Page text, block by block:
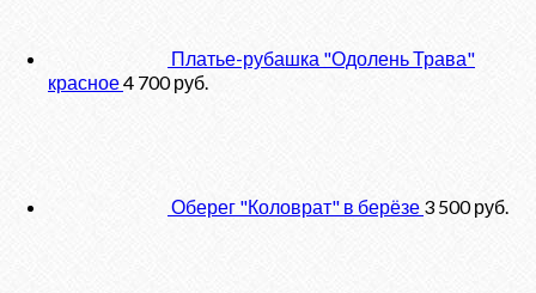
Платье-рубашка "Одолень Трава"
красное4 700руб.
Оберег "Коловрат" в берёзе 3 500руб.